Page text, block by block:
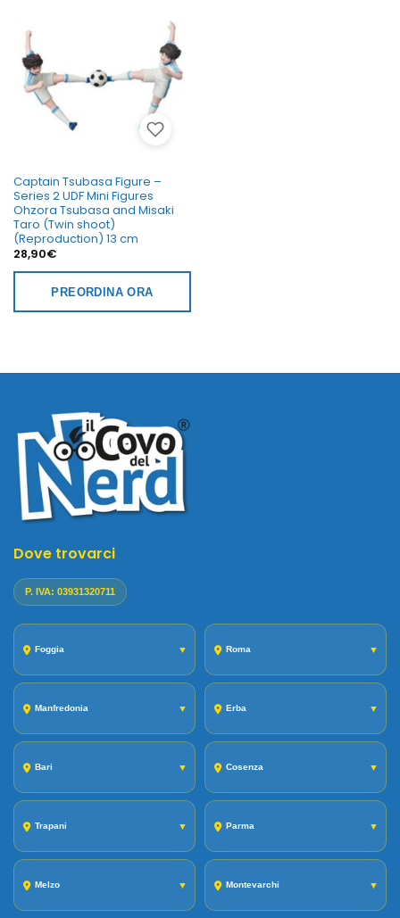
Captain Tsubasa Figure –
Series 2 UDF Mini Figures
Ohzora Tsubasa and Misaki
Taro (Twin shoot)
(Reproduction) 13 cm
28,90€
PREORDINA ORA
Dove trovarci
P. IVA: 03931320711
Foggia ▼ Roma ▼
Manfredonia ▼ Erba ▼
Bari ▼ Cosenza ▼
Trapani ▼ Parma ▼
Melzo ▼ Montevarchi ▼